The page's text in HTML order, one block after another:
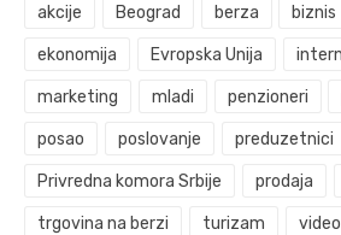
akcije Beograd berza biznis
ekonomija Evropska Unija
marketing mladi penzioneri
posao poslovanje preduzetnici
Privredna komora Srbije prodaja
trgovina na berzi turizam video